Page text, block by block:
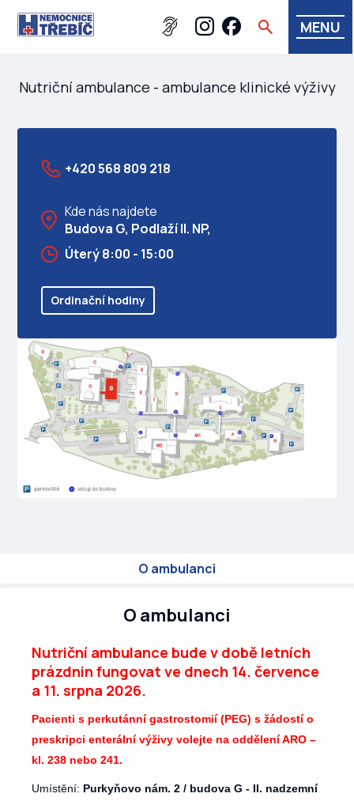
MENU
Nutriční ambulance - ambulance klinické výživy
+420 568 809 218
Kde nás najdete
Budova G, Podlaží II. NP,
Úterý 8:00 - 15:00
Ordinační hodiny
O ambulanci
O ambulanci
Nutriční ambulance bude v době letních
prázdnin fungovat ve dnech 14. července
a 11. srpna 2026.
Pacienti s perkutánní gastrostomií (PEG) s žádostí o
preskripci enterální výživy volejte na oddělení ARO –
kl. 238 nebo 241.
Umístění: Purkyňovo nám. 2 / budova G - II. nadzemní